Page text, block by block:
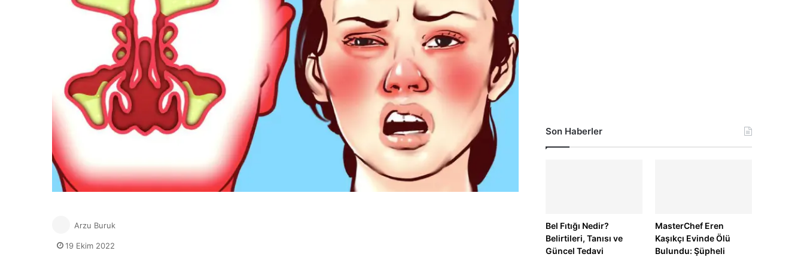
Arzu Buruk
19 Ekim 2022
Son Haberler
Bel Fıtığı Nedir?
Belirtileri, Tanısı ve
Güncel Tedavi
MasterChef Eren
Kaşıkçı Evinde Ölü
Bulundu: Şüpheli